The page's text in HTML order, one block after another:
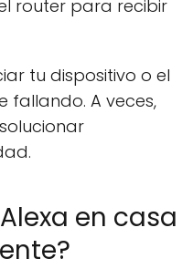
router para recibir
tu dispositivo o el
fallando. A veces,
en casa